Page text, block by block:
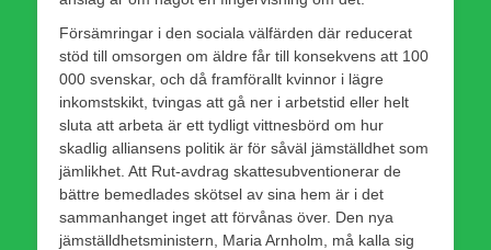
Försämringar i den sociala välfärden där reducerat
stöd till omsorgen om äldre får till konsekvens att 100
000 svenskar, och då framförallt kvinnor i lägre
inkomstskikt, tvingas att gå ner i arbetstid eller helt
sluta att arbeta är ett tydligt vittnesbörd om hur
skadlig alliansens politik är för såväl jämställdhet som
jämlikhet. Att Rut-avdrag skattesubventionerar de
bättre bemedlades skötsel av sina hem är i det
sammanhanget inget att förvånas över. Den nya
jämställdhetsministern, Maria Arnholm, må kalla sig